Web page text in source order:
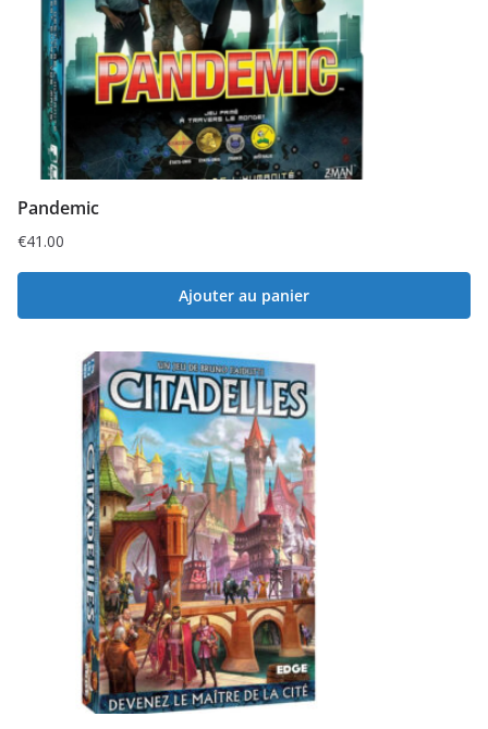
Pandemic
€41.00
Ajouter au panier